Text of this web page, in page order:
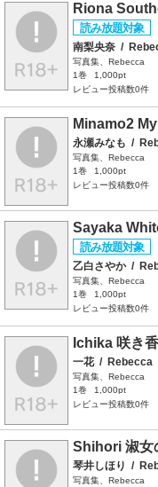
Riona
南梨央奈 /
写真集、Rebecca
1巻
1,000pt
レビュー投稿数0件
Minamo2
永瀬みなも /
写真集、Rebecca
1巻
1,000pt
レビュー投稿数0件
Sayaka
乙白さやか /
写真集、Rebecca
1巻
1,000pt
レビュー投稿数0件
Ichika 咲き
一花 / Rebecca
写真集、Rebecca
1巻
1,000pt
レビュー投稿数0件
Shihori 淑女
琴井しほり /
写真集、Rebecca